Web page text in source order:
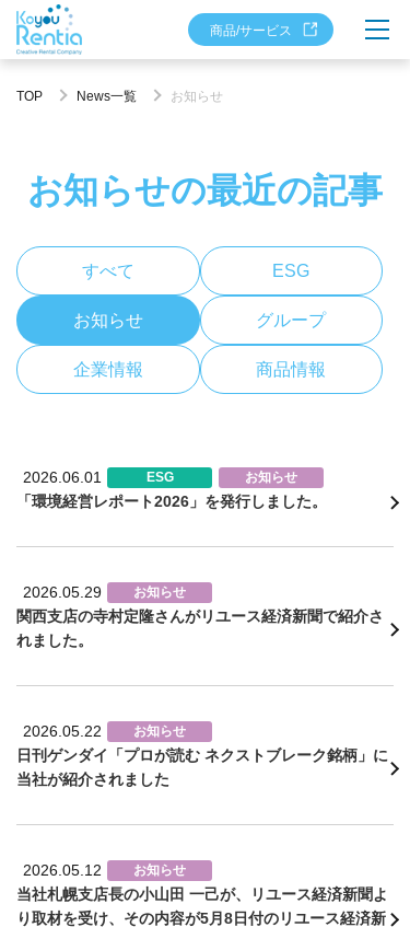
商品/サービス
TOP News一覧 お知らせ
お知らせの最近の記事
すべて ESG
お知らせ グループ
企業情報 商品情報
2026.06.01 ESG お知らせ
「環境経営レポート2026」を発行しました。
2026.05.29 お知らせ
関西支店の寺村定隆さんがリユース経済新聞で紹介さ
れました。
2026.05.22 お知らせ
日刊ゲンダイ「プロが読む ネクストブレーク銘柄」に
当社が紹介されました
2026.05.12 お知らせ
当社札幌支店長の小山田 一己が、リユース経済新聞よ
り取材を受け、その内容が5月8日付のリユース経済新